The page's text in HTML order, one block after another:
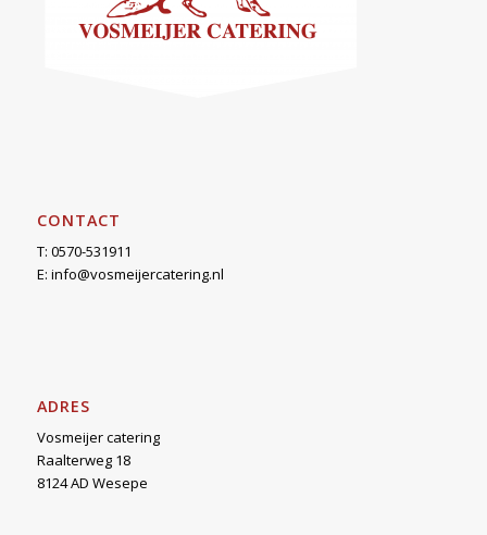
CONTACT
T: 0570-531911
E: info@vosmeijercatering.nl
ADRES
Vosmeijer catering
Raalterweg 18
8124 AD Wesepe